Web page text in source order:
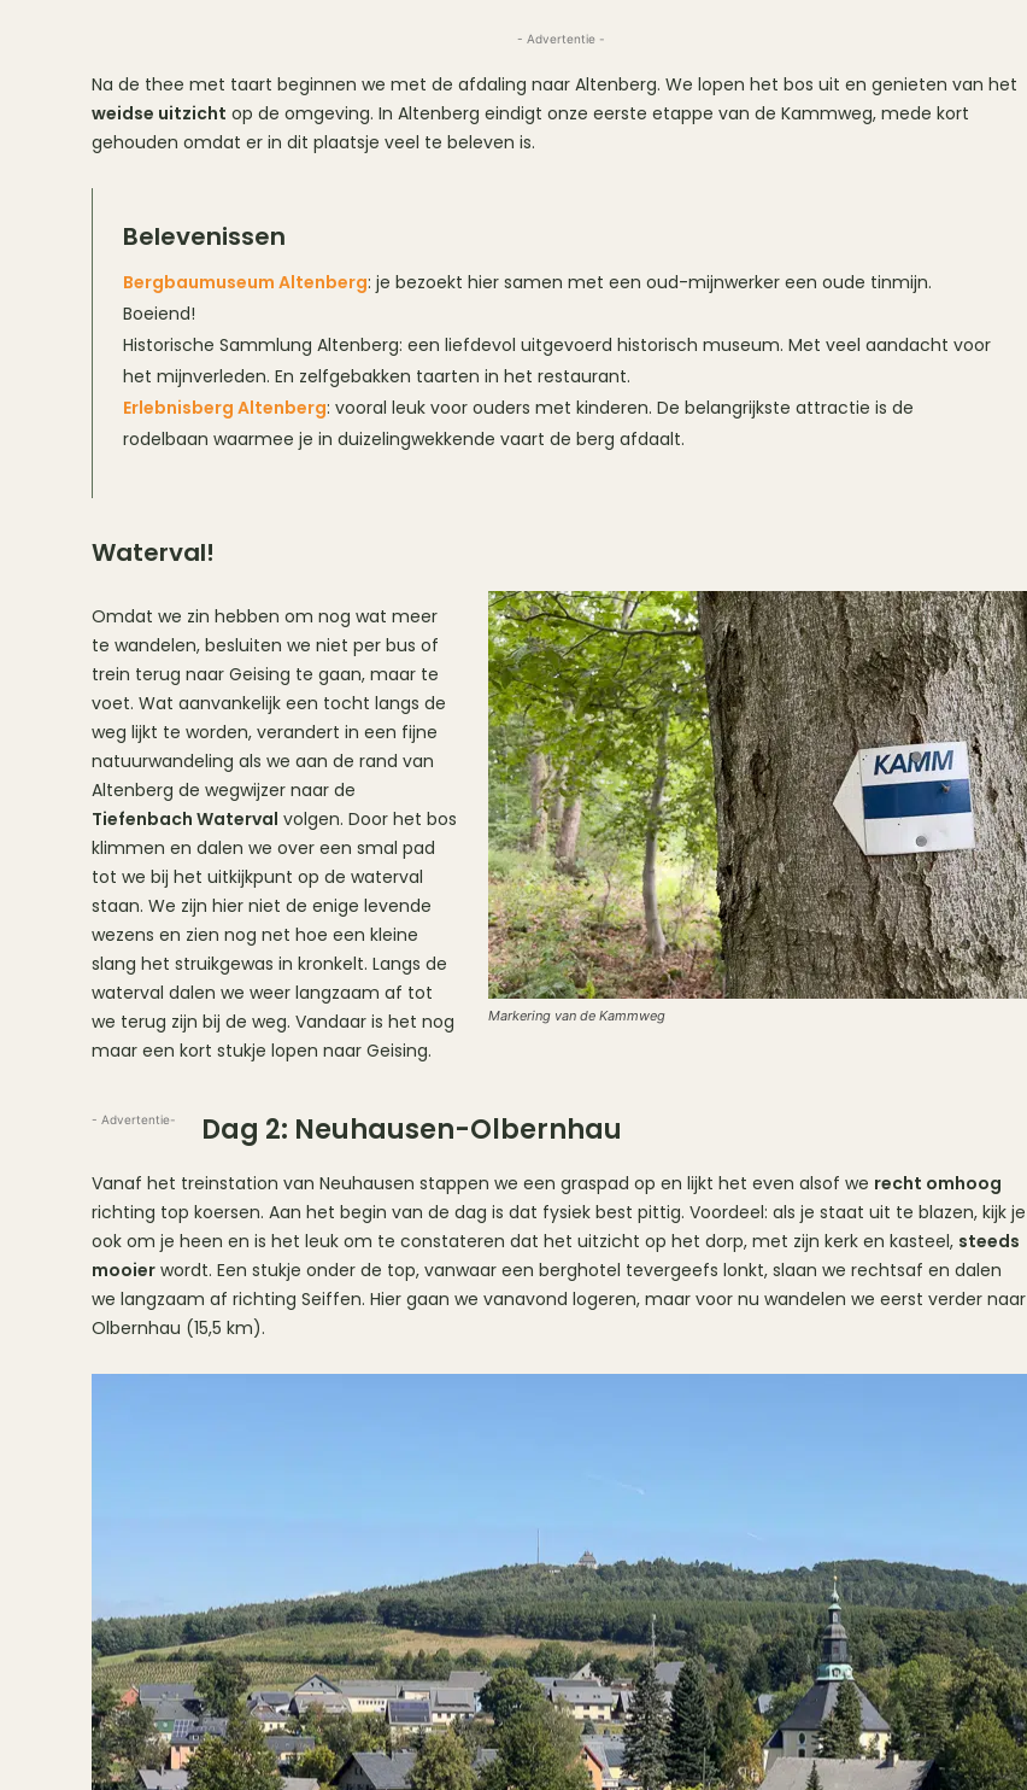
- Advertentie -
Na de thee met taart beginnen we met de afdaling naar Altenberg. We lopen het bos uit en genieten van het
weidse uitzicht op de omgeving. In Altenberg eindigt onze eerste etappe van de Kammweg, mede kort
gehouden omdat er in dit plaatsje veel te beleven is.
Belevenissen
Bergbaumuseum Altenberg: je bezoekt hier samen met een oud-mijnwerker een oude tinmijn.
Boeiend!
Historische Sammlung Altenberg: een liefdevol uitgevoerd historisch museum. Met veel aandacht voor
het mijnverleden. En zelfgebakken taarten in het restaurant.
Erlebnisberg Altenberg: vooral leuk voor ouders met kinderen. De belangrijkste attractie is de
rodelbaan waarmee je in duizelingwekkende vaart de berg afdaalt.
Waterval!
Markering van de Kammweg
Omdat we zin hebben om nog wat meer
te wandelen, besluiten we niet per bus of
trein terug naar Geising te gaan, maar te
voet. Wat aanvankelijk een tocht langs de
weg lijkt te worden, verandert in een fijne
natuurwandeling als we aan de rand van
Altenberg de wegwijzer naar de
Tiefenbach Waterval volgen. Door het bos
klimmen en dalen we over een smal pad
tot we bij het uitkijkpunt op de waterval
staan. We zijn hier niet de enige levende
wezens en zien nog net hoe een kleine
slang het struikgewas in kronkelt. Langs de
waterval dalen we weer langzaam af tot
we terug zijn bij de weg. Vandaar is het nog
maar een kort stukje lopen naar Geising.
- Advertentie- Dag 2: Neuhausen-Olbernhau
Vanaf het treinstation van Neuhausen stappen we een graspad op en lijkt het even alsof we recht omhoog
richting top koersen. Aan het begin van de dag is dat fysiek best pittig. Voordeel: als je staat uit te blazen, kijk je
ook om je heen en is het leuk om te constateren dat het uitzicht op het dorp, met zijn kerk en kasteel, steeds
mooier wordt. Een stukje onder de top, vanwaar een berghotel tevergeefs lonkt, slaan we rechtsaf en dalen
we langzaam af richting Seiffen. Hier gaan we vanavond logeren, maar voor nu wandelen we eerst verder naar
Olbernhau (15,5 km).